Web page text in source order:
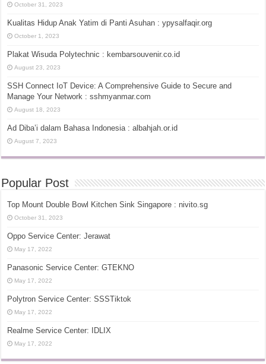
October 31, 2023
Kualitas Hidup Anak Yatim di Panti Asuhan : ypysalfaqir.org
October 1, 2023
Plakat Wisuda Polytechnic : kembarsouvenir.co.id
August 23, 2023
SSH Connect IoT Device: A Comprehensive Guide to Secure and
Manage Your Network : sshmyanmar.com
August 18, 2023
Ad Diba’i dalam Bahasa Indonesia : albahjah.or.id
August 7, 2023
Popular Post
Top Mount Double Bowl Kitchen Sink Singapore : nivito.sg
October 31, 2023
Oppo Service Center: Jerawat
May 17, 2022
Panasonic Service Center: GTEKNO
May 17, 2022
Polytron Service Center: SSSTiktok
May 17, 2022
Realme Service Center: IDLIX
May 17, 2022